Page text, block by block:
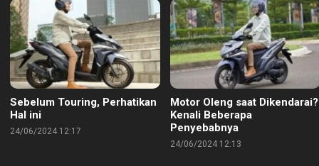
Sebelum Touring, Perhatikan
Hal ini
24/06/2024 12:17
Motor Oleng saat Dikendarai?
Kenali Beberapa
Penyebabnya
24/06/2024 12:13